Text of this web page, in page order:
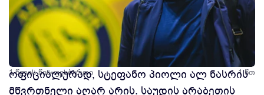
1 წლის წინ ფეხბურთი 1 წთ
ოფიციალურად, სტეფანო პიოლი ალ ნასრის
მწვრთნელი აღარ არის. საუდის არაბეთის